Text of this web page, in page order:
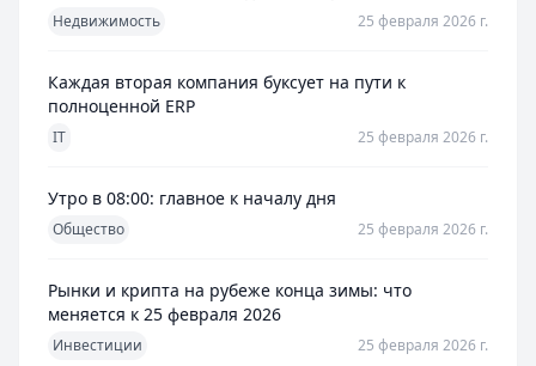
Недвижимость 25 февраля 2026 г.
Каждая вторая компания буксует на пути к
полноценной ERP
IT 25 февраля 2026 г.
Утро в 08:00: главное к началу дня
Общество 25 февраля 2026 г.
Рынки и крипта на рубеже конца зимы: что
меняется к 25 февраля 2026
Инвестиции 25 февраля 2026 г.